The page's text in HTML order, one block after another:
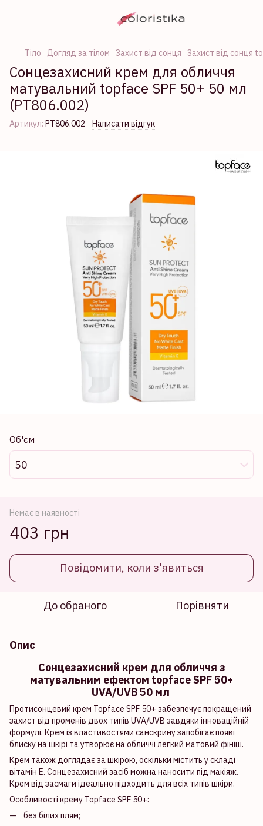
Тіло Догляд за тілом Захист від сонця Захист від сонця
Сонцезахисний крем для обличчя
матувальний topface SPF 50+ 50 мл
(РТ806.002)
Артикул: РТ806.002 Написати відгук
Об'єм
50
Немає в наявності
403 грн
Повідомити, коли з'явиться
До обраного Порівняти
Опис
Сонцезахисний крем для обличчя з
матувальним ефектом topface SPF 50+
UVA/UVB 50 мл
Протисонцевий крем Topface SPF 50+ забезпечує покращений
захист від променів двох типів UVA/UVB завдяки інноваційній
формулі. Крем із властивостями санскрину запобігає появі
блиску на шкірі та утворює на обличчі легкий матовий фініш.
Крем також доглядає за шкірою, оскільки містить у складі
вітамін Е. Сонцезахисний засіб можна наносити під макіяж.
Крем від засмаги ідеально підходить для всіх типів шкіри.
Особливості крему Topface SPF 50+:
без білих плям;